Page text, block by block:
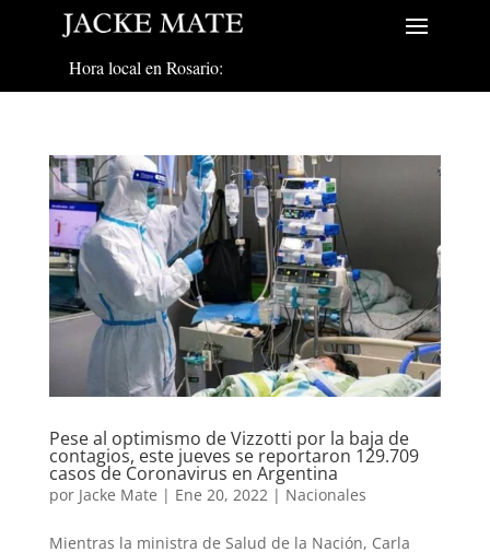
Hora local en Rosario:
Pese al optimismo de Vizzotti por la baja de
contagios, este jueves se reportaron 129.709
casos de Coronavirus en Argentina
por Jacke Mate | Ene 20, 2022 | Nacionales
Mientras la ministra de Salud de la Nación, Carla